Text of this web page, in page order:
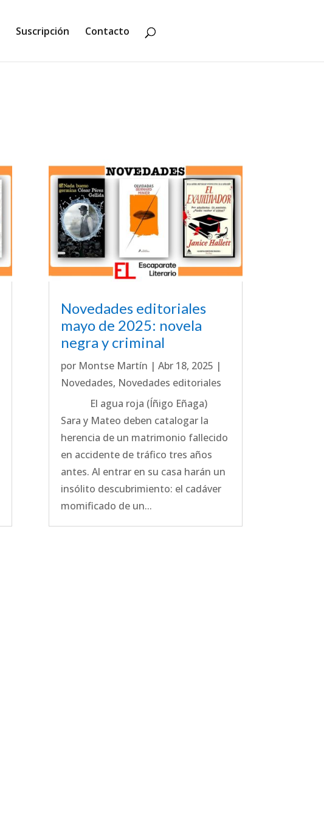
Suscripción Contacto
Novedades editoriales
mayo de 2025: novela
negra y criminal
por Montse Martín | Abr 18, 2025 |
Novedades, Novedades editoriales
El agua roja (Íñigo Eñaga)
Sara y Mateo deben catalogar la
herencia de un matrimonio fallecido
en accidente de tráfico tres años
antes. Al entrar en su casa harán un
insólito descubrimiento: el cadáver
momificado de un...